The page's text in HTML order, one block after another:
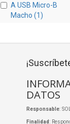
A USB Micro-B
Macho (1)
DATOS
Responsable:
Finalidad: